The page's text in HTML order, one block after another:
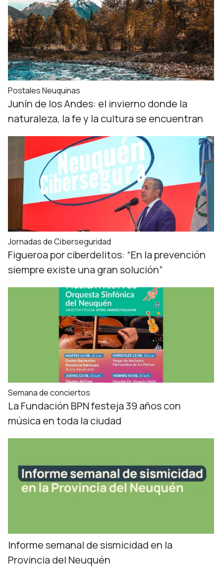
Postales Neuquinas
Junín de los Andes: el invierno donde la
naturaleza, la fe y la cultura se encuentran
Jornadas de Ciberseguridad
Figueroa por ciberdelitos: “En la prevención
siempre existe una gran solución”
Semana de conciertos
La Fundación BPN festeja 39 años con
música en toda la ciudad
Informe semanal de sismicidad en la
Provincia del Neuquén